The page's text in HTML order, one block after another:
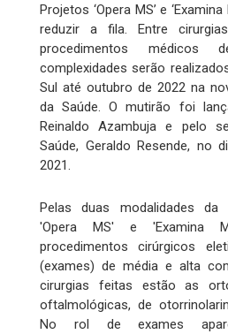
Projetos ‘Opera MS’ e
reduzir a fila. Entre
procedimentos
complexidades serão
Sul até outubro de 2022 na
da Saúde. O mutirão foi
Reinaldo Azambuja e pelo
Saúde, Geraldo Resende, no
2021.
Pelas duas modalidades da
'Opera MS' e 'Examina
procedimentos cirúrgicos
(exames) de média e alta
cirurgias feitas estão as
oftalmológicas, de
No rol de exames